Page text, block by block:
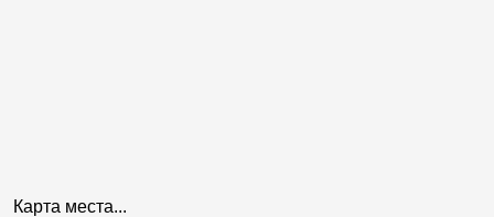
Карта места...